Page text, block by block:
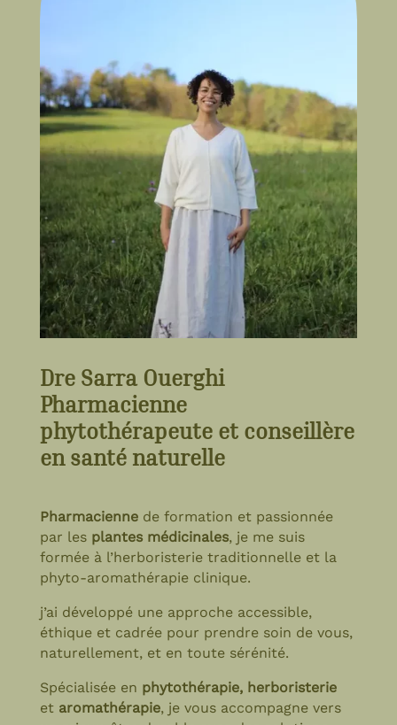
Dre Sarra Ouerghi
Pharmacienne
phytothérapeute et conseillère
en santé naturelle
Pharmaciennede formation et passionnée
par les plantes médicinales, je me suis
formée à l’herboristerie traditionnelle et la
phyto-aromathérapie clinique.
j’ai développé une approche accessible,
éthique et cadrée pour prendre soin de vous,
naturellement, et en toute sérénité.
Spécialisée en phytothérapie, herboristerie
et aromathérapie, je vous accompagne vers